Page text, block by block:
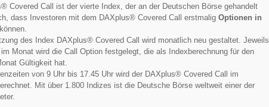
Covered Call ist der vierte Index, der an der Deutschen Börse gehandelt
dass Investoren mit dem DAXplus® Covered Call erstmalig Optionen in
des Index DAXplus® Covered Call wird monatlich neu gestaltet. Jeweils
Monat wird die Call Option festgelegt, die als Indexberechnung für den
Gültigkeit hat.
von 9 Uhr bis 17.45 Uhr wird der DAXplus® Covered Call im
Mit über 1.800 Indizes ist die Deutsche Börse weltweit einer der